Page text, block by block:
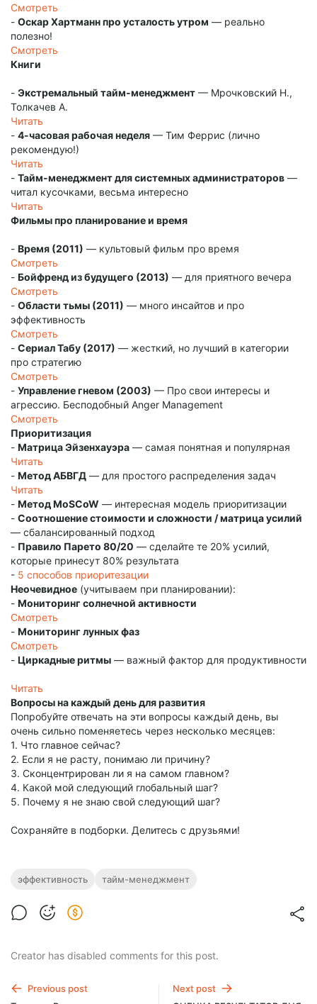
Смотреть
- Оскар Хартманн про усталость утром — реально
полезно!
Смотреть
Книги
- Экстремальный тайм-менеджмент — Мрочковский Н.,
Толкачев А.
Читать
- 4-часовая рабочая неделя — Тим Феррис (лично
рекомендую!)
Читать
- Тайм-менеджмент для системных администраторов —
читал кусочками, весьма интересно
Читать
Фильмы про планирование и время
- Время (2011) — культовый фильм про время
Смотреть
- Бойфренд из будущего (2013) — для приятного вечера
Смотреть
- Области тьмы (2011) — много инсайтов и про
эффективность
Смотреть
- Сериал Табу (2017) — жесткий, но лучший в категории
про стратегию
Смотреть
- Управление гневом (2003) — Про свои интересы и
агрессию. Бесподобный Anger Management
Смотреть
Приоритизация
- Матрица Эйзенхауэра — самая понятная и популярная
Читать
- Метод АБВГД — для простого распределения задач
Читать
- Метод MoSCoW — интересная модель приоритизации
- Соотношение стоимости и сложности / матрица усилий
— сбалансированный подход
- Правило Парето 80/20 — сделайте те 20% усилий,
которые принесут 80% результата
- 5 способов приоритезации
Неочевидное (учитываем при планировании):
- Мониторинг солнечной активности
Смотреть
- Мониторинг лунных фаз
Смотреть
- Циркадные ритмы — важный фактор для продуктивности
Читать
Вопросы на каждый день для развития
Попробуйте отвечать на эти вопросы каждый день, вы
очень сильно поменяетесь через несколько месяцев:
1. Что главное сейчас?
2. Если я не расту, понимаю ли причину?
3. Сконцентрирован ли я на самом главном?
4. Какой мой следующий глобальный шаг?
5. Почему я не знаю свой следующий шаг?
Сохраняйте в подборки. Делитесь с друзьями!
эффективность тайм-менеджмент
Creator has disabled comments for this post.
Previous post
Next post